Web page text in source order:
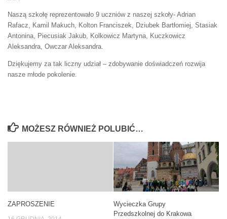
Naszą szkołę reprezentowało 9 uczniów z naszej szkoły- Adrian
Rafacz, Kamil Makuch, Kolton Franciszek, Dziubek Bartłomiej, Stasiak
Antonina, Piecusiak Jakub, Kolkowicz Martyna, Kuczkowicz
Aleksandra, Owczar Aleksandra.
Dziękujemy za tak liczny udział – zdobywanie doświadczeń rozwija
nasze młode pokolenie.
MOŻESZ RÓWNIEŻ POLUBIĆ…
ZAPROSZENIE
Wycieczka Grupy
Przedszkolnej do Krakowa